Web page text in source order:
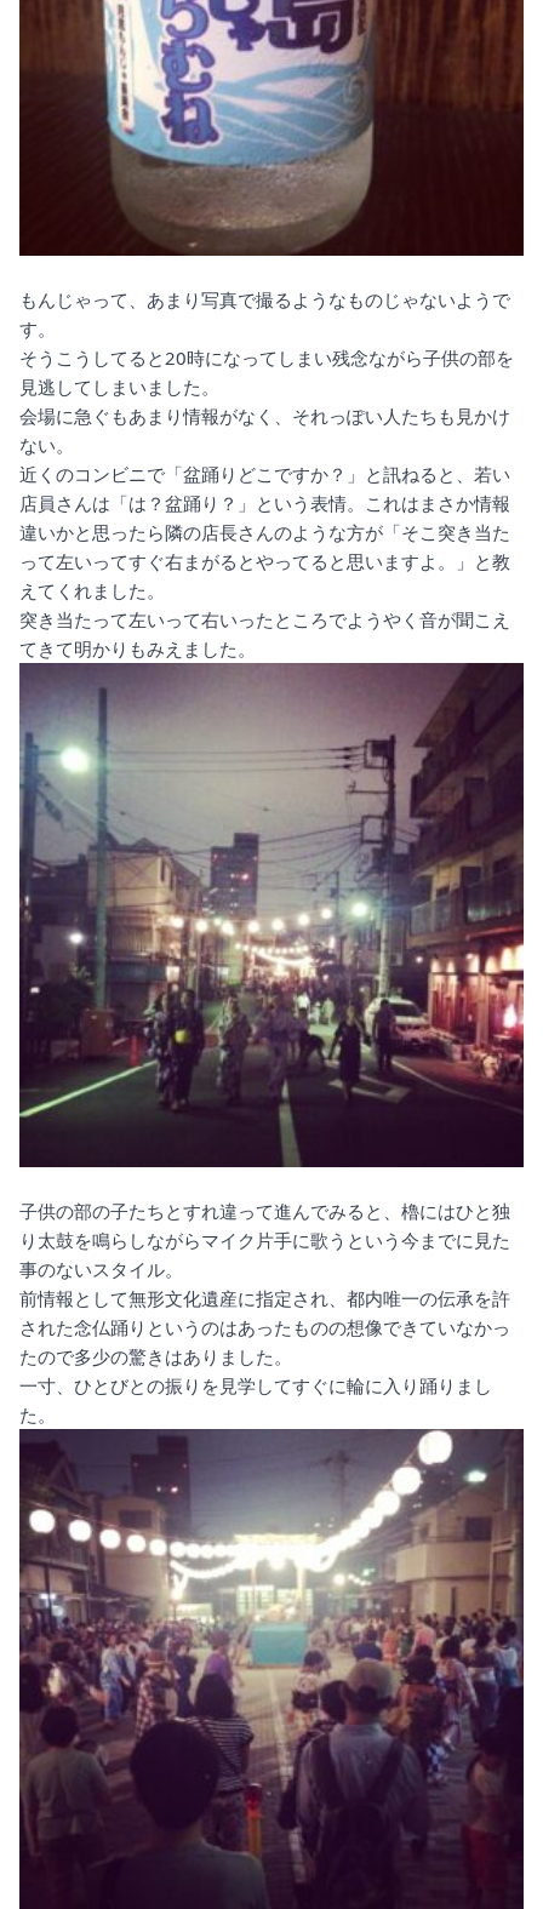
もんじゃって、あまり写真で撮るようなものじゃないようで
す。
そうこうしてると20時になってしまい残念ながら子供の部を
見逃してしまいました。
会場に急ぐもあまり情報がなく、それっぽい人たちも見かけ
ない。
近くのコンビニで「盆踊りどこですか？」と訊ねると、若い
店員さんは「は？盆踊り？」という表情。これはまさか情報
違いかと思ったら隣の店長さんのような方が「そこ突き当た
って左いってすぐ右まがるとやってると思いますよ。」と教
えてくれました。
突き当たって左いって右いったところでようやく音が聞こえ
てきて明かりもみえました。
子供の部の子たちとすれ違って進んでみると、櫓にはひと独
り太鼓を鳴らしながらマイク片手に歌うという今までに見た
事のないスタイル。
前情報として無形文化遺産に指定され、都内唯一の伝承を許
された念仏踊りというのはあったものの想像できていなかっ
たので多少の驚きはありました。
一寸、ひとびとの振りを見学してすぐに輪に入り踊りまし
た。